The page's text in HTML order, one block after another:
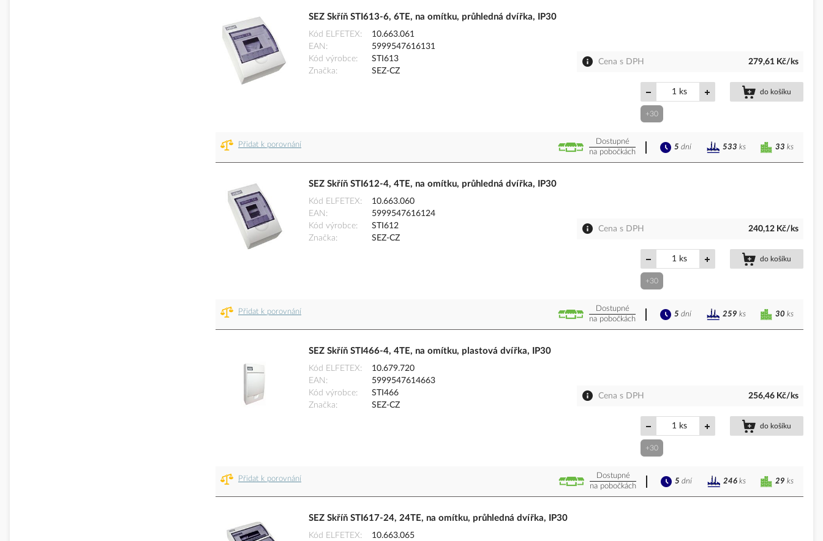
SEZ Skříň STI613-6, 6TE, na omítku, průhledná dvířka, IP30
Kód ELFETEX
10.663.061
EAN
5999547616131
Kód výrobce
STI613
Značka
SEZ-CZ
Cena s DPH 279,61 Kč/ks
ks do košíku
+30
Přidat k porovnání
Dostupné
na pobočkách
33 ks
5 dní 533 ks
SEZ Skříň STI612-4, 4TE, na omítku, průhledná dvířka, IP30
Kód ELFETEX
10.663.060
EAN
5999547616124
Kód výrobce
STI612
Značka
SEZ-CZ
Cena s DPH 240,12 Kč/ks
ks do košíku
+30
Přidat k porovnání
Dostupné
na pobočkách
30 ks
5 dní 259 ks
SEZ Skříň STI466-4, 4TE, na omítku, plastová dvířka, IP30
Kód ELFETEX
10.679.720
EAN
5999547614663
Kód výrobce
STI466
Značka
SEZ-CZ
Cena s DPH 256,46 Kč/ks
ks do košíku
+30
Přidat k porovnání
Dostupné
na pobočkách
29 ks
5 dní 246 ks
SEZ Skříň STI617-24, 24TE, na omítku, průhledná dvířka, IP30
Kód ELFETEX
10.663.065